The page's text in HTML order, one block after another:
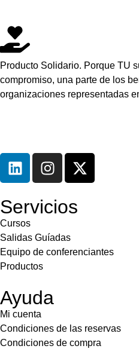
Producto Solidario. Porque TU
compromiso, una parte de los
organizaciones representadas
Servicios
Cursos
Salidas Guíadas
Equipo de conferenciantes
Productos
Ayuda
Mi cuenta
Condiciones de las reservas
Condiciones de compra